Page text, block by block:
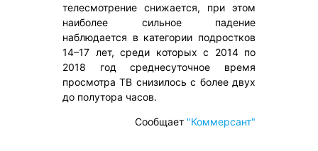
телесмотрение снижается, при этом
наиболее сильное падение
наблюдается в категории подростков
14–17 лет, среди которых с 2014 по
2018 год среднесуточное время
просмотра ТВ снизилось с более двух
до полутора часов.
Сообщает "Коммерсант"